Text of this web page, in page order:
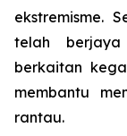
ekstremisme.
telah
berkaitan
membantu
rantau.